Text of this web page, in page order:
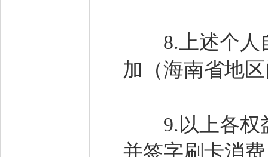
8.上述个人自
加（海南省地
9.以上各权益
并签字刷卡消